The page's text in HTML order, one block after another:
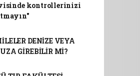
kontrollerinizi
DENİZE VEYA
GİREBİLİR Mİ?